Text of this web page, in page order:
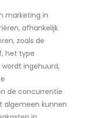
marketing in
afhankelijk
zoals de
het type
ingehuurd,
de concurrentie
algemeen kunnen